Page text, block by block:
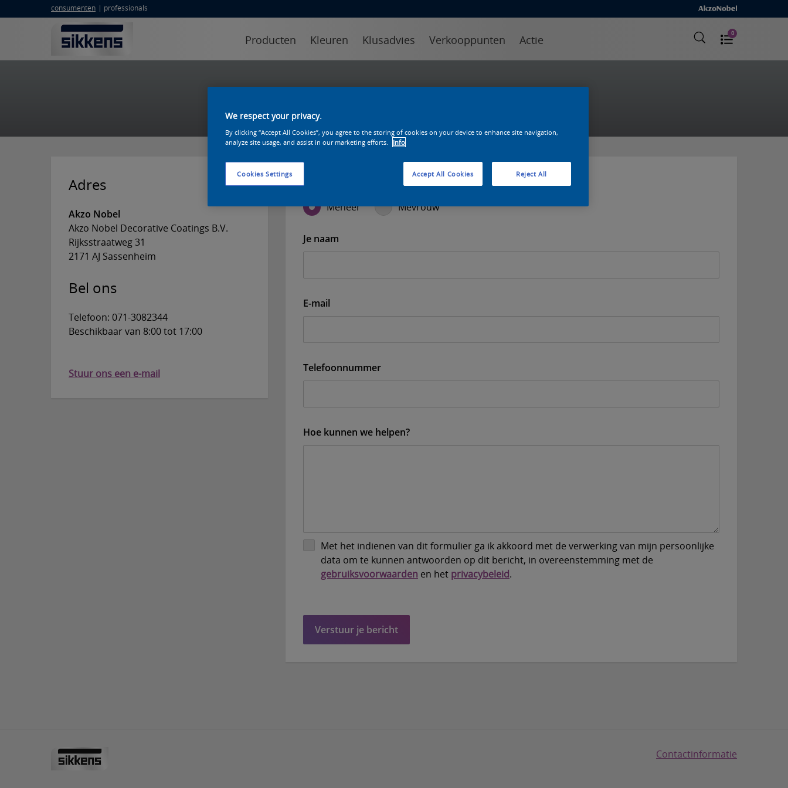
consumenten professionals
Producten Kleuren Klusadvies Verkooppunten Actie 0
Adres
Akzo Nobel
Akzo Nobel Decorative Coatings B.V.
Rijksstraatweg 31
2171 AJ Sassenheim
Bel ons
Telefoon: 071-3082344
Beschikbaar van 8:00 tot 17:00
Stuur ons een e-mail
Vul je gegevens hieronder in
Meneer
Mevrouw
Je naam
E-mail
Telefoonnummer
Hoe kunnen we helpen?
Met het indienen van dit formulier ga ik akkoord met de verwerking van mijn persoonlijke
data om te kunnen antwoorden op dit bericht, in overeenstemming met de
gebruiksvoorwaarden en het privacybeleid.
Verstuur je bericht
Contactinformatie
We respect your privacy.
By clicking “Accept All Cookies”, you agree to the storing of cookies on your device to enhance site navigation,
analyze site usage, and assist in our marketing efforts.
Info
Cookies Settings Reject All
Accept All Cookies